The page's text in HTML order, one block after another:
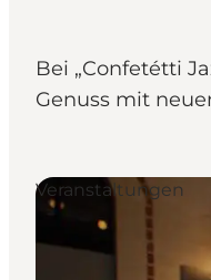
Städte und
Reiseplanung
Bei „Confetétti
Genuss mit
Veranstaltungen